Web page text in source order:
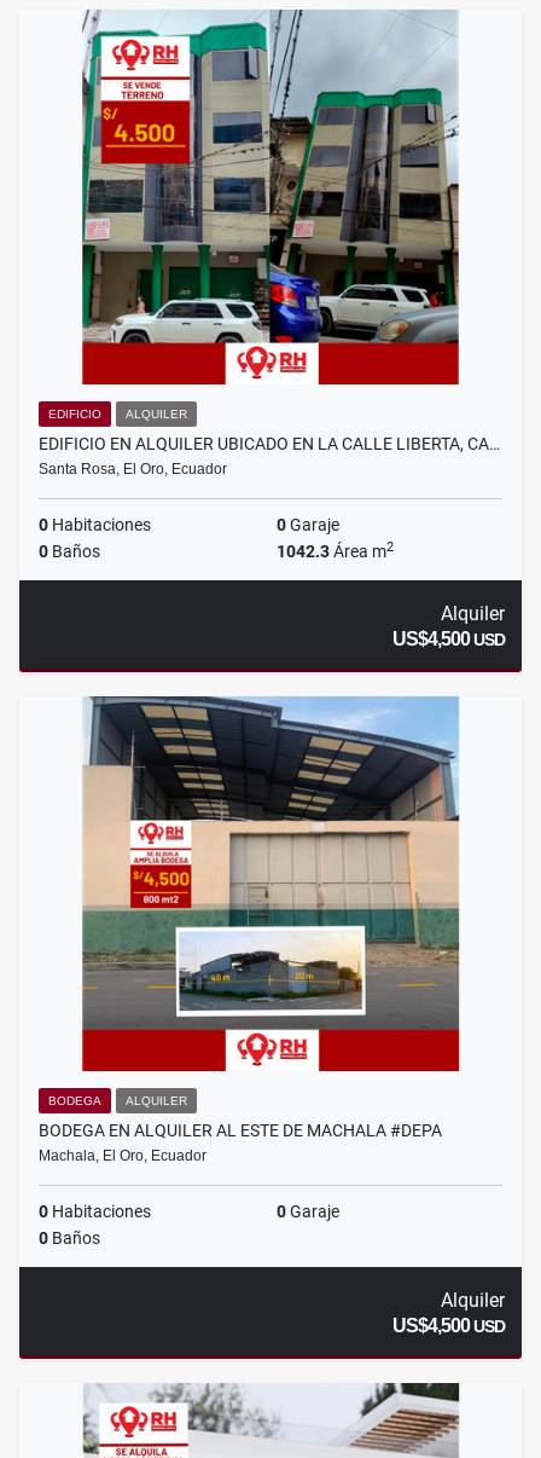
EDIFICIO ALQUILER
EDIFICIO EN ALQUILER UBICADO EN LA CALLE LIBERTA, CA…
Santa Rosa, El Oro, Ecuador
0 Habitaciones 0Garaje
0 Baños 1042.3Área m2
Alquiler
US$4,500USD
BODEGA ALQUILER
BODEGA EN ALQUILER AL ESTE DE MACHALA #DEPA
Machala, El Oro, Ecuador
0 Habitaciones 0Garaje
0 Baños
Alquiler
US$4,500USD